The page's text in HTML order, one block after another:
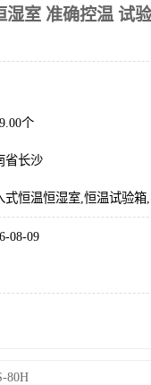
湿室 准确控温 试
个
省长沙
式恒温恒湿室,恒温试验
08-09
80H